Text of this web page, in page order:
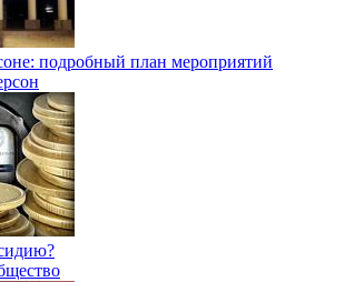
подробный план мероприятий